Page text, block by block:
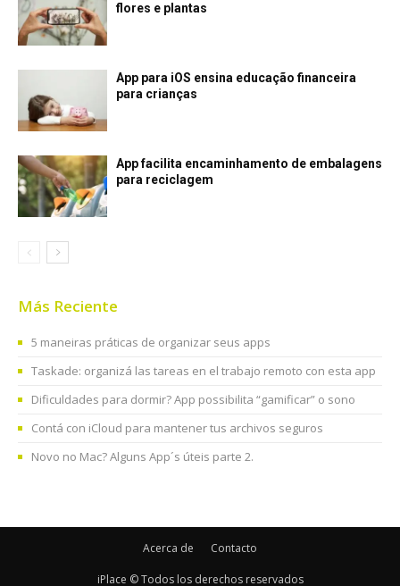
flores e plantas
App para iOS ensina educação financeira
para crianças
App facilita encaminhamento de embalagens
para reciclagem
Más Reciente
5 maneiras práticas de organizar seus apps
Taskade: organizá las tareas en el trabajo remoto con esta app
Dificuldades para dormir? App possibilita “gamificar” o sono
Contá con iCloud para mantener tus archivos seguros
Novo no Mac? Alguns App´s úteis parte 2.
Acerca de Contacto
iPlace © Todos los derechos reservados